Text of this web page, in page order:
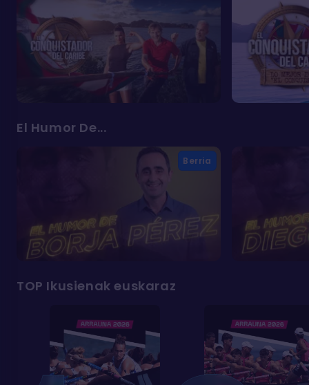
El Humor De...
Berria
TOP Ikusienak euskaraz